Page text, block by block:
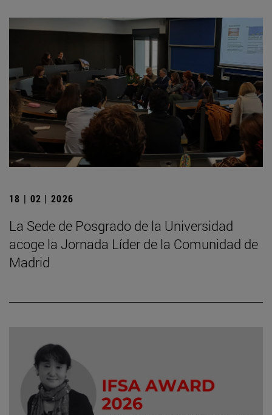
18 | 02 | 2026
La Sede de Posgrado de la Universidad
acoge la Jornada Líder de la Comunidad de
Madrid